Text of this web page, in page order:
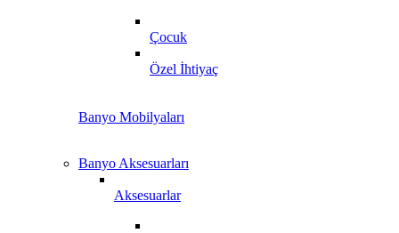
Çocuk
Özel İhtiyaç
Banyo Mobilyaları
Banyo Aksesuarları
Aksesuarlar